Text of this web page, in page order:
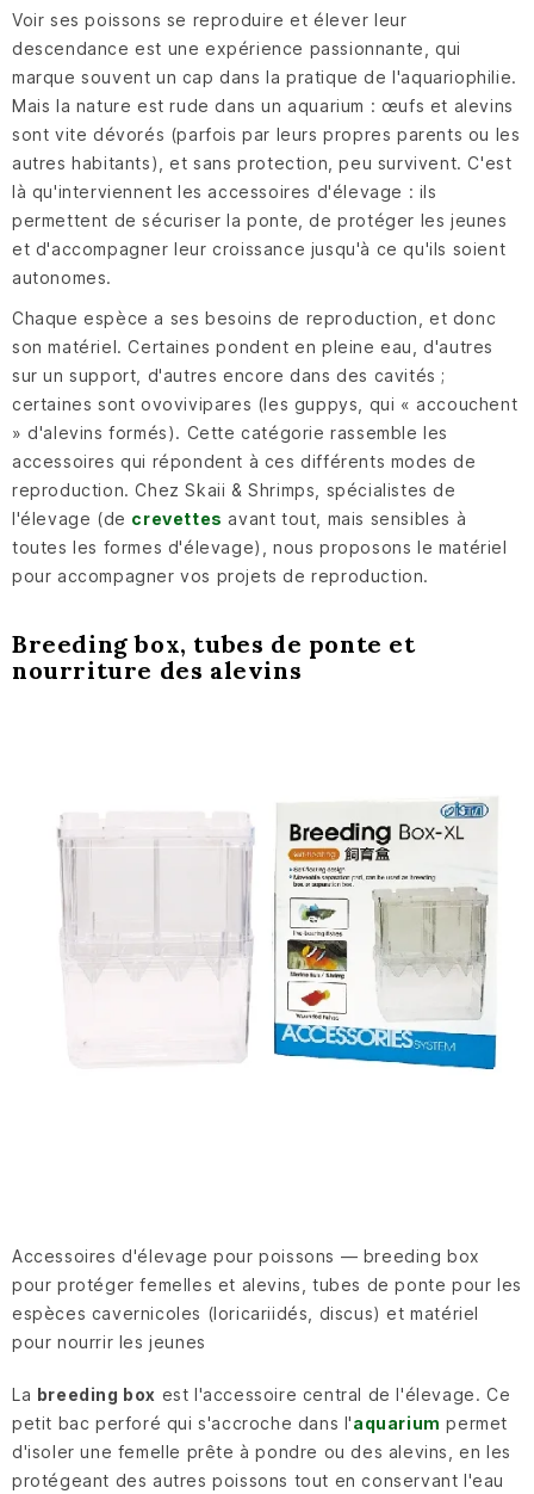
Voir ses poissons se reproduire et élever leur
descendance est une expérience passionnante, qui
marque souvent un cap dans la pratique de l'aquariophilie.
Mais la nature est rude dans un aquarium : œufs et alevins
sont vite dévorés (parfois par leurs propres parents ou les
autres habitants), et sans protection, peu survivent. C'est
là qu'interviennent les accessoires d'élevage : ils
permettent de sécuriser la ponte, de protéger les jeunes
et d'accompagner leur croissance jusqu'à ce qu'ils soient
autonomes.
Chaque espèce a ses besoins de reproduction, et donc
son matériel. Certaines pondent en pleine eau, d'autres
sur un support, d'autres encore dans des cavités ;
certaines sont ovovivipares (les guppys, qui « accouchent
» d'alevins formés). Cette catégorie rassemble les
accessoires qui répondent à ces différents modes de
reproduction. Chez Skaii & Shrimps, spécialistes de
l'élevage (de crevettes avant tout, mais sensibles à
toutes les formes d'élevage), nous proposons le matériel
pour accompagner vos projets de reproduction.
Breeding box, tubes de ponte et
nourriture des alevins
Accessoires d'élevage pour poissons — breeding box
pour protéger femelles et alevins, tubes de ponte pour les
espèces cavernicoles (loricariidés, discus) et matériel
pour nourrir les jeunes
La breeding box est l'accessoire central de l'élevage. Ce
petit bac perforé qui s'accroche dans l'aquarium permet
d'isoler une femelle prête à pondre ou des alevins, en les
protégeant des autres poissons tout en conservant l'eau